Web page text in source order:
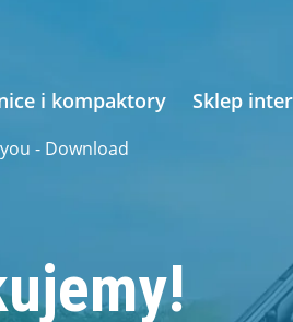
i kompaktory Sklep
- Download